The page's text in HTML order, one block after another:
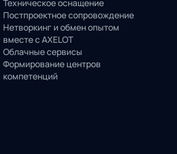
Техническое оснащение
Постпроектное сопровождение
Нетворкинг и обмен опытом
вместе с AXELOT
Облачные сервисы
Формирование центров
компетенций